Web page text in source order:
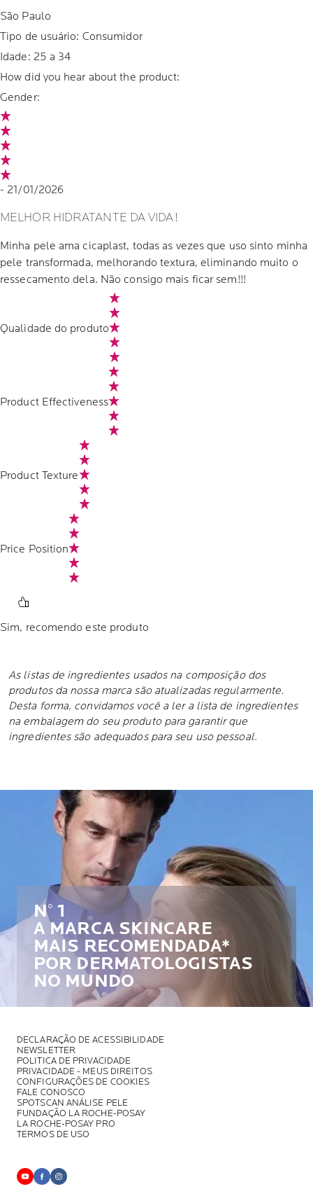
São Paulo
Tipo de usuário: Consumidor
Idade: 25 a 34
How did you hear about the product:
Gender:
- 21/01/2026
MELHOR HIDRATANTE DA VIDA!
Minha pele ama cicaplast, todas as vezes que uso sinto minha
pele transformada, melhorando textura, eliminando muito o
ressecamento dela. Não consigo mais ficar sem!!!
Qualidade do produto
Product Effectiveness
Product Texture
Price Position
Sim, recomendo este produto
As listas de ingredientes usados na composição dos
produtos da nossa marca são atualizadas regularmente.
Desta forma, convidamos você a ler a lista de ingredientes
na embalagem do seu produto para garantir que
ingredientes são adequados para seu uso pessoal.
N° 1
A MARCA SKINCARE
MAIS RECOMENDADA*
POR DERMATOLOGISTAS
NO MUNDO
DECLARAÇÃO DE ACESSIBILIDADE
NEWSLETTER
POLITICA DE PRIVACIDADE
PRIVACIDADE - MEUS DIREITOS
CONFIGURAÇÕES DE COOKIES
FALE CONOSCO
SPOTSCAN ANÁLISE PELE
FUNDAÇÃO LA ROCHE-POSAY
LA ROCHE-POSAY PRO
TERMOS DE USO